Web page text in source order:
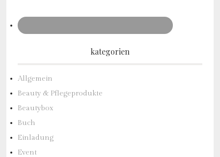
kategorien
Allgemein
Beauty & Pflegeprodukte
Beautybox
Buch
Einladung
Event